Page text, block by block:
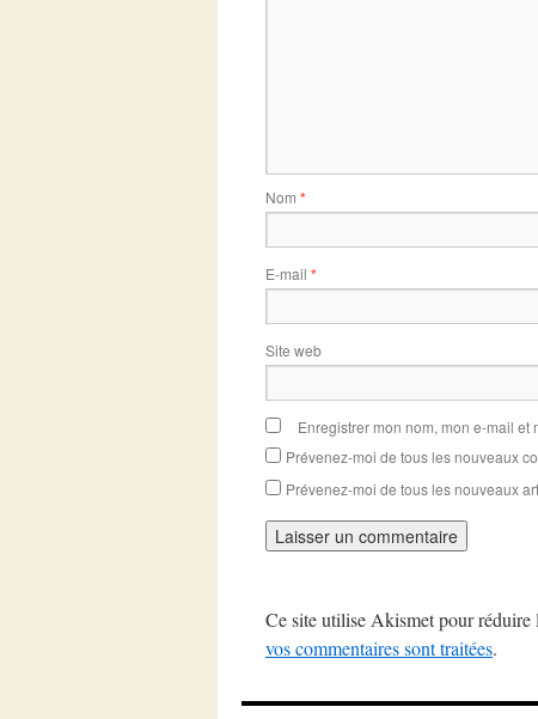
Nom *
E-mail *
Site web
Enregistrer mon nom, mon e-mail
Prévenez-moi de tous les nouveaux
Prévenez-moi de tous les nouveaux
Ce site utilise Akismet pour réduire
vos commentaires sont traitées.